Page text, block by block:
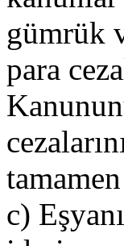
gümrük
para
c)